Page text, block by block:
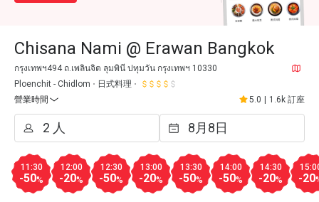
Chisana Nami @ Erawan Bangkok
กรุงเทพฯ494 ถ.เพลินจิต ลุมพินี ปทุมวัน กรุงเทพฯ 10330
Ploenchit - Chidlom
日式料理
營業時間
5.0 1.6k 訂座
11:30
-50%
12:00
-20%
12:30
-50%
13:00
-20%
13:30
-50%
14:00
-50%
14:30
-20% -20